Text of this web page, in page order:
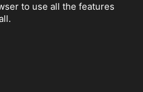
to use all the features